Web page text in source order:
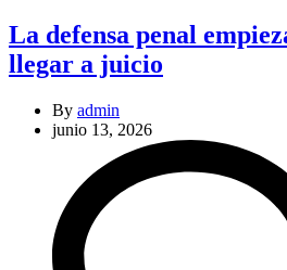
La defensa penal
llegar a juicio
By admin
junio 13, 2026